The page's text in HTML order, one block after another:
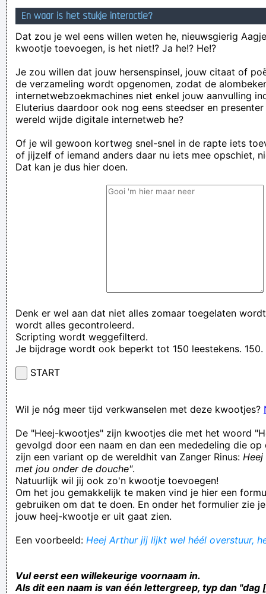
En waar is het stukje interactie?
Dat zou je wel eens willen weten he, nieuwsgierig
kwootje toevoegen, is het niet!? Ja he!? He!?
Je zou willen dat jouw hersenspinsel, jouw citaat of
de verzameling wordt opgenomen, zodat de
internetwebzoekmachines niet enkel jouw aanvulling
Eluterius daardoor ook nog eens steedser en
wereld wijde digitale internetweb he?
Of je wil gewoon kortweg snel-snel in de rapte iets
of jijzelf of iemand anders daar nu iets mee opschiet,
Dat kan je dus hier doen.
Denk er wel aan dat niet alles zomaar toegelaten
wordt alles gecontroleerd.
Scripting wordt weggefilterd.
Je bijdrage wordt ook beperkt tot 150 leestekens. 150.
START
Wil je nóg meer tijd verkwanselen met deze kwootjes?
De "Heej-kwootjes" zijn kwootjes die met het woord
gevolgd door een naam en dan een mededeling die op
zijn een variant op de wereldhit van Zanger Rinus:
met jou onder de douche".
Natuurlijk wil jij ook zo'n kwootje toevoegen!
Om het jou gemakkelijk te maken vind je hier een
gebruiken om dat te doen. En onder het formulier zie
jouw heej-kwootje er uit gaat zien.
Een voorbeeld: Heej Arthur jij lijkt wel héél overstuur,
Vul eerst een willekeurige voornaam in.
Als dit een naam is van één lettergreep, typ dan "dag